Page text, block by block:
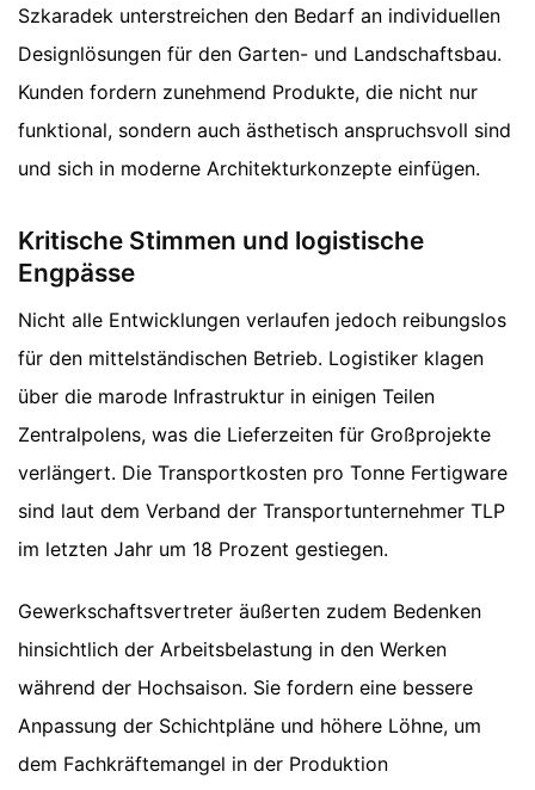
Szkaradek unterstreichen den Bedarf an individuellen
Designlösungen für den Garten- und Landschaftsbau.
Kunden fordern zunehmend Produkte, die nicht nur
funktional, sondern auch ästhetisch anspruchsvoll sind
und sich in moderne Architekturkonzepte einfügen.
Kritische Stimmen und logistische
Engpässe
Nicht alle Entwicklungen verlaufen jedoch reibungslos
für den mittelständischen Betrieb. Logistiker klagen
über die marode Infrastruktur in einigen Teilen
Zentralpolens, was die Lieferzeiten für Großprojekte
verlängert. Die Transportkosten pro Tonne Fertigware
sind laut dem Verband der Transportunternehmer TLP
im letzten Jahr um 18 Prozent gestiegen.
Gewerkschaftsvertreter äußerten zudem Bedenken
hinsichtlich der Arbeitsbelastung in den Werken
während der Hochsaison. Sie fordern eine bessere
Anpassung der Schichtpläne und höhere Löhne, um
dem Fachkräftemangel in der Produktion